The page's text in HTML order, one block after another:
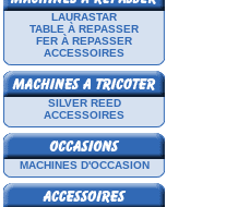
LAURASTAR
TABLE À REPASSER
FER À REPASSER
ACCESSOIRES
SILVER REED
ACCESSOIRES
MACHINES D'OCCASION